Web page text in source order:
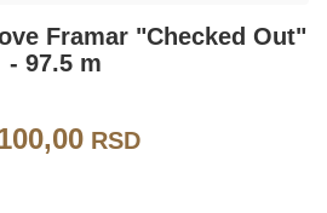
Framar "Checked Out"
- 97.5 m
RSD